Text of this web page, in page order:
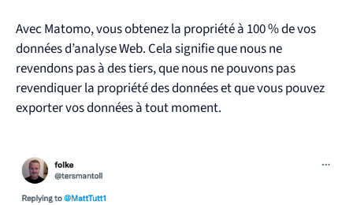
Avec Matomo, vous obtenez la propriété à 100 % de vos
données d’analyse Web. Cela signifie que nous ne
revendons pas à des tiers, que nous ne pouvons pas
revendiquer la propriété des données et que vous pouvez
exporter vos données à tout moment.